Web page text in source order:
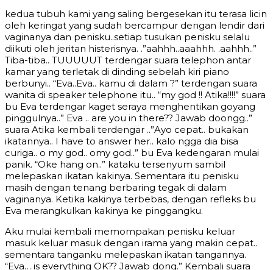
kedua tubuh kami yang saling bergesekan itu terasa licin
oleh keringat yang sudah bercampur dengan lendir dari
vaginanya dan penisku..setiap tusukan penisku selalu
diikuti oleh jeritan histerisnya. .”aahhh..aaahhh. .aahhh..”
Tiba-tiba.. TUUUUUT terdengar suara telephon antar
kamar yang terletak di dinding sebelah kiri piano
berbunyi.. “Eva..Eva.. kamu di dalam ?” terdengan suara
wanita di speaker telephone itu.. “my god !! Atika!!!!” suara
bu Eva terdengar kaget seraya menghentikan goyang
pinggulnya..” Eva .. are you in there?? Jawab doongg..”
suara Atika kembali terdengar ..”Ayo cepat.. bukakan
ikatannya.. I have to answer her.. kalo ngga dia bisa
curiga.. o my god.. omy god..” bu Eva kedengaran mulai
panik. “Oke hang on..” kataku tersenyum sambil
melepaskan ikatan kakinya. Sementara itu penisku
masih dengan tenang berbaring tegak di dalam
vaginanya. Ketika kakinya terbebas, dengan refleks bu
Eva merangkulkan kakinya ke pinggangku.
Aku mulai kembali memompakan penisku keluar
masuk keluar masuk dengan irama yang makin cepat..
sementara tanganku melepaskan ikatan tangannya.
“Eva… is everything OK?? Jawab dong.” Kembali suara